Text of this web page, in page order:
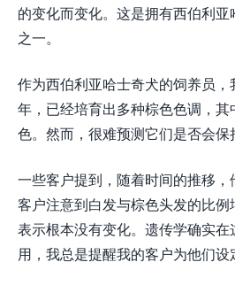
的变化而变化。这是拥有西伯利
之一。
作为西伯利亚哈士奇犬的饲养员
年，已经培育出多种棕色色调，
色。然而，很难预测它们是否会保
一些客户提到，随着时间的推移
客户注意到白发与棕色头发的比
表示根本没有变化。遗传学确实
用，我总是提醒我的客户为他们设